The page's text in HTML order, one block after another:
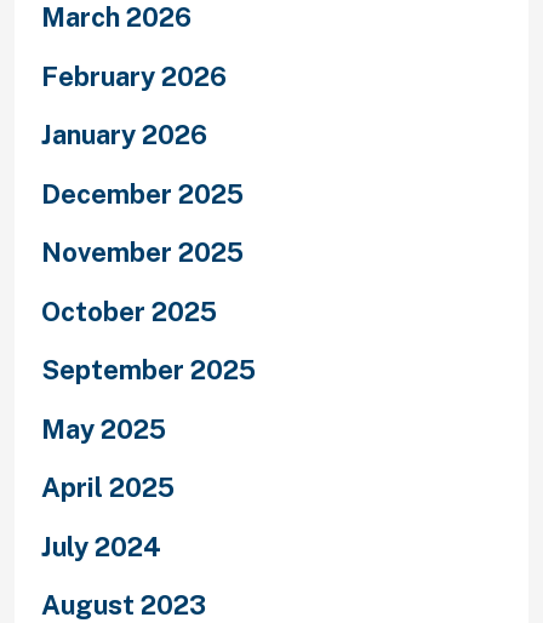
March 2026
February 2026
January 2026
December 2025
November 2025
October 2025
September 2025
May 2025
April 2025
July 2024
August 2023